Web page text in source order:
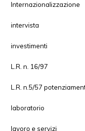
Internazionalizzazione
intervista
investimenti
L.R. n. 16/97
L.R. n.5/57
laboratorio
lavoro e servizi